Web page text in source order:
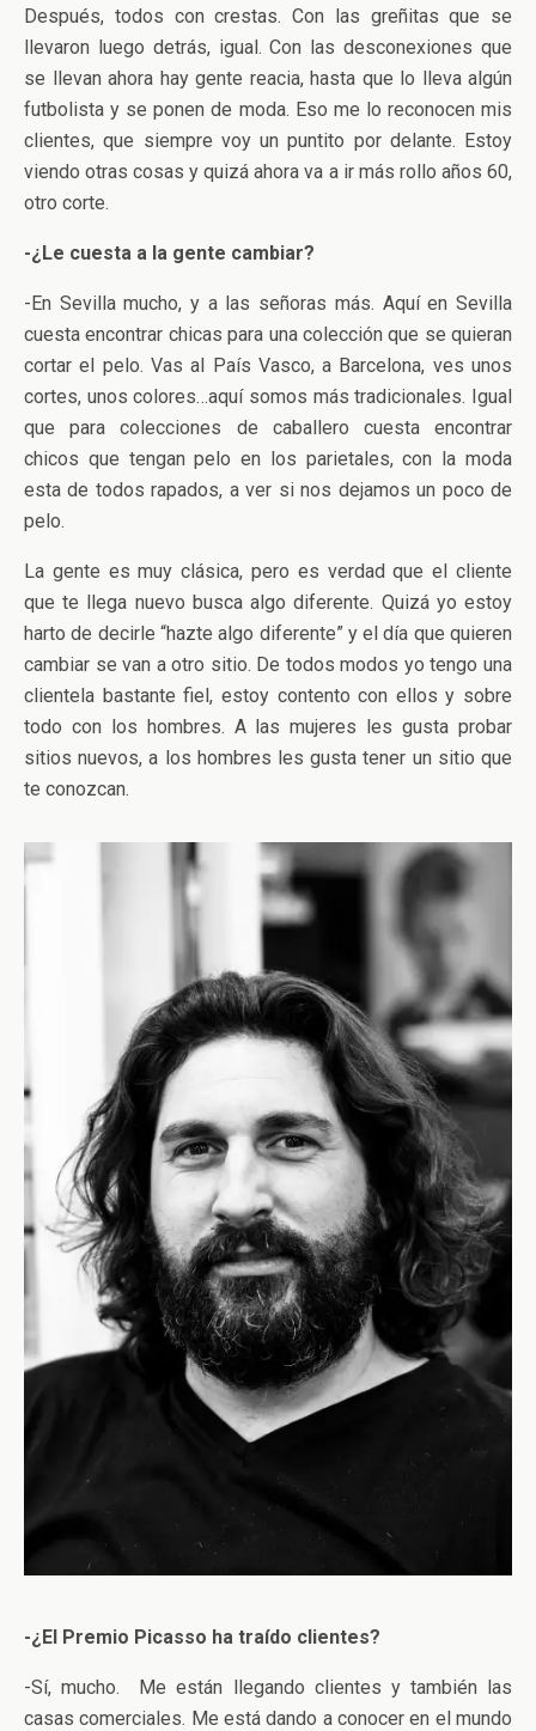
Después, todos con crestas. Con las greñitas que se
llevaron luego detrás, igual. Con las desconexiones que
se llevan ahora hay gente reacia, hasta que lo lleva algún
futbolista y se ponen de moda. Eso me lo reconocen mis
clientes, que siempre voy un puntito por delante. Estoy
viendo otras cosas y quizá ahora va a ir más rollo años 60,
otro corte.
-¿Le cuesta a la gente cambiar?
-En Sevilla mucho, y a las señoras más. Aquí en Sevilla
cuesta encontrar chicas para una colección que se quieran
cortar el pelo. Vas al País Vasco, a Barcelona, ves unos
cortes, unos colores…aquí somos más tradicionales. Igual
que para colecciones de caballero cuesta encontrar
chicos que tengan pelo en los parietales, con la moda
esta de todos rapados, a ver si nos dejamos un poco de
pelo.
La gente es muy clásica, pero es verdad que el cliente
que te llega nuevo busca algo diferente. Quizá yo estoy
harto de decirle “hazte algo diferente” y el día que quieren
cambiar se van a otro sitio. De todos modos yo tengo una
clientela bastante fiel, estoy contento con ellos y sobre
todo con los hombres. A las mujeres les gusta probar
sitios nuevos, a los hombres les gusta tener un sitio que
te conozcan.
-¿El Premio Picasso ha traído clientes?
-Sí, mucho. Me están llegando clientes y también las
casas comerciales. Me está dando a conocer en el mundo